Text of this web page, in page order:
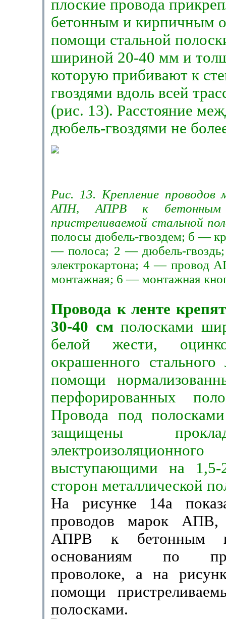
плос­кие провода
бетонным и кирпичным
помощи стальной
шири­ной 20-40 мм и
которую прибивают к
гвоздями вдоль всей
(рис. 13). Расстояние
дюбель-гвоздями не
Рис. 13. Крепление
АПН, АПРВ к бетонным
пристреливаемой стальной
полосы дюбель-гвоздем; б —
— полоса; 2 — дюбель-
электрокартона; 4 — провод
монтажная; 6 — монтажная
Провода к ленте
30-40 см по­лосками
белой жести,
окрашенного
помощи
перфорированных
Провода под
защищены
выступающими на 1,5-
сторон металлической
На рисунке 14а
проводов марок
АПРВ к бетонным
основаниям по
проволоке, а на
помощи
полосками.